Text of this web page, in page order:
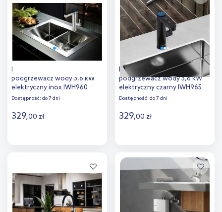
porównania porównania
Noveen przepływowy
podgrzewacz wody 3,6 kW
elektryczny inox IWH960
Dostępność: do 7 dni
329,00 zł
porównania
Noveen przepływowy
podgrzewacz wody 3,6 kW
elektryczny czarny IWH965
Dostępność: do 7 dni
329,00 zł
porównania